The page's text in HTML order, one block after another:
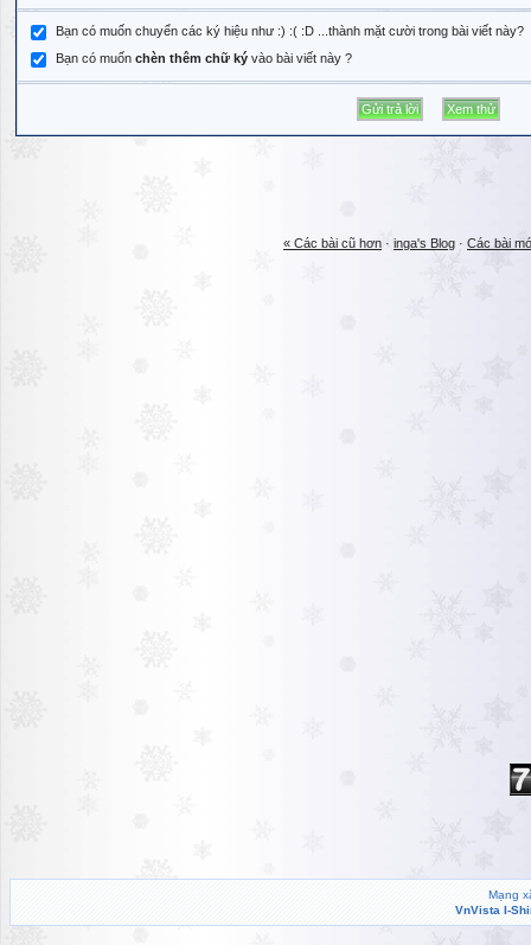
Bạn có muốn chuyển các ký hiệu như :) :( :D ...thành mặt cười trong bài viết này?
Bạn có muốn chèn thêm chữ ký vào bài viết này ?
« Các bài cũ hơn · inga's Blog · Các bài
Mạng
VnVista I-